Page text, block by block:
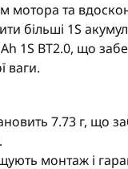
мотора та
більші 1S
1S BT2.0, що
ваги.
7.73 г, що
монтаж і